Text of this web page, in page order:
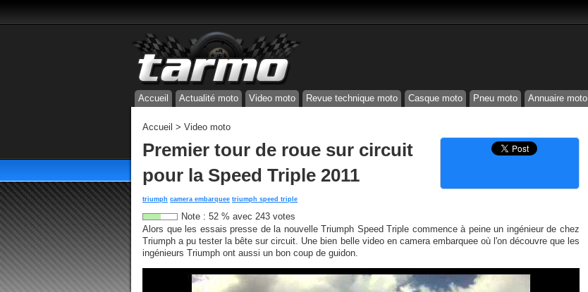
Accueil Actualité moto Video moto Revue technique moto Casque moto Pneu moto Annuaire moto
Accueil > Video moto
Premier tour de roue sur circuit
pour la Speed Triple 2011
triumph camera embarquee triumph speed triple
Note : 52 % avec 243 votes
Alors que les essais presse de la nouvelle Triumph Speed Triple commence à peine un ingénieur de chez
Triumph a pu tester la bête sur circuit. Une bien belle video en camera embarquee où l'on découvre que les
ingénieurs Triumph ont aussi un bon coup de guidon.